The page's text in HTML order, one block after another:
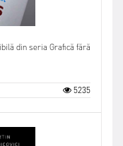
din seria Grafică fără
5235